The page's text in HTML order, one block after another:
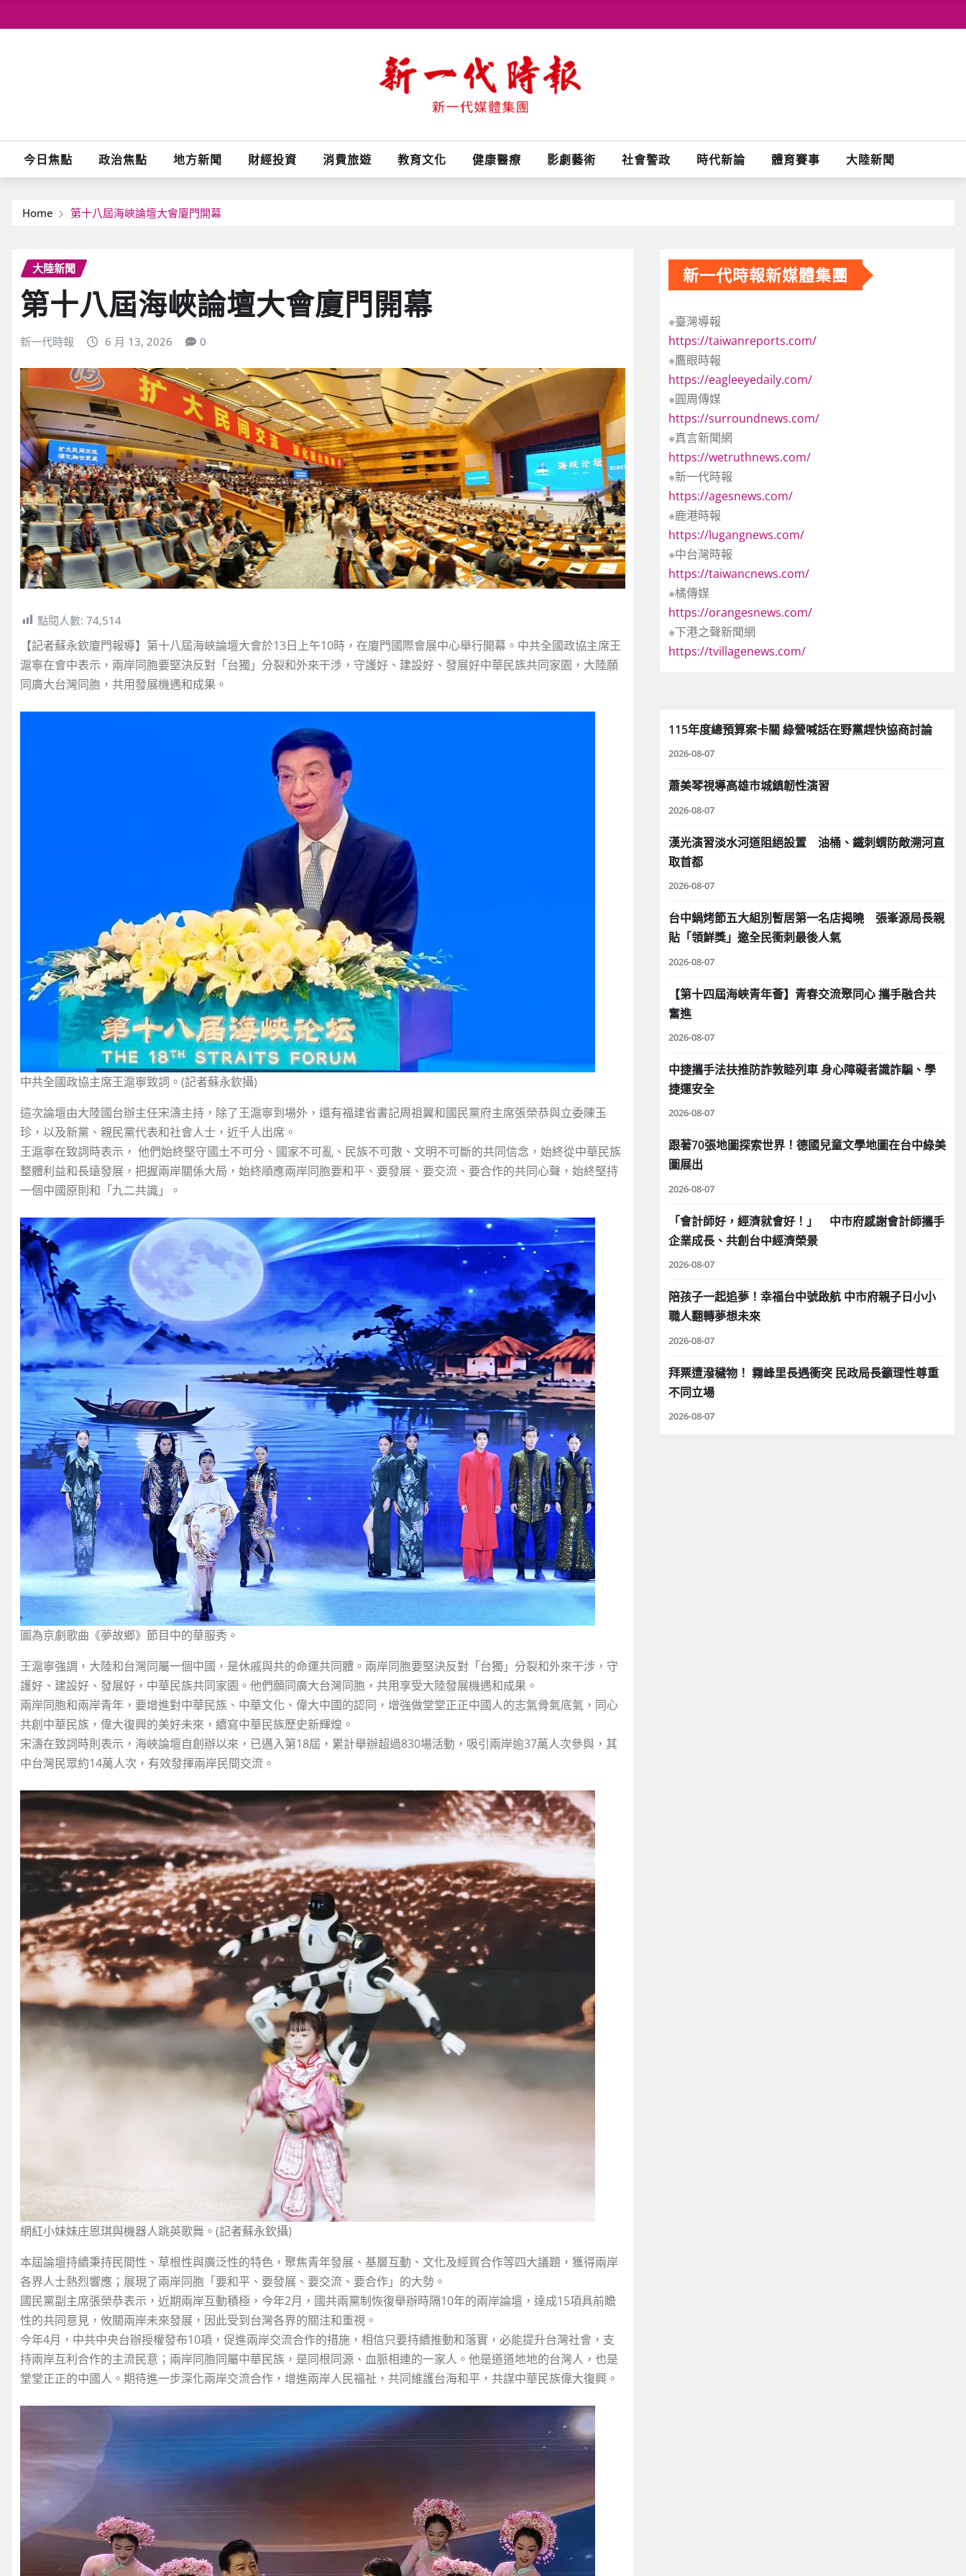
to
今日焦點 政治焦點 地方新聞 財經投資 消費旅遊 教育文化 健康醫療 影劇藝術 社會警政 時代新論 體育賽事 大陸新聞
Home 第十八屆海峽論壇大會廈門開幕
大陸新聞
第十八屆海峽論壇大會廈門開幕
新一代時報 6 月 13, 2026 0
點閱人數: 74,514
【記者蘇永欽廈門報導】第十八屆海峽論壇大會於13日上午10時，在廈門國際會展中心舉行開幕。中共全國政協主席王
滬寧在會中表示，兩岸同胞要堅決反對「台獨」分裂和外來干涉，守護好、建設好、發展好中華民族共同家園，大陸願
同廣大台灣同胞，共用發展機遇和成果。
中共全國政協主席王滬寧致詞。(記者蘇永欽攝)
這次論壇由大陸國台辦主任宋濤主持，除了王滬寧到場外，還有福建省書記周祖翼和國民黨府主席張榮恭與立委陳玉
珍，以及新黨、親民黨代表和社會人士，近千人出席。
王滬寧在致詞時表示， 他們始終堅守國土不可分、國家不可亂、民族不可散、文明不可斷的共同信念，始終從中華民族
整體利益和長遠發展，把握兩岸關係大局，始終順應兩岸同胞要和平、要發展、要交流、要合作的共同心聲，始終堅持
一個中國原則和「九二共識」。
圖為京劇歌曲《夢故鄉》節目中的華服秀。
王滬寧強調，大陸和台灣同屬一個中國，是休戚與共的命運共同體。兩岸同胞要堅決反對「台獨」分裂和外來干涉，守
護好、建設好、發展好，中華民族共同家園。他們願同廣大台灣同胞，共用享受大陸發展機遇和成果。
兩岸同胞和兩岸青年，要增進對中華民族、中華文化、偉大中國的認同，增強做堂堂正正中國人的志氣骨氣底氣，同心
共創中華民族，偉大復興的美好未來，續寫中華民族歷史新輝煌。
宋濤在致詞時則表示，海峽論壇自創辦以來，已邁入第18屆，累計舉辦超過830場活動，吸引兩岸逾37萬人次參與，其
中台灣民眾約14萬人次，有效發揮兩岸民間交流。
網紅小妹妹庄恩琪與機器人跳英歌舞。(記者蘇永欽攝)
本屆論壇持續秉持民間性、草根性與廣泛性的特色，聚焦青年發展、基層互動、文化及經貿合作等四大議題，獲得兩岸
各界人士熱烈響應；展現了兩岸同胞「要和平、要發展、要交流、要合作」的大勢。
國民黨副主席張榮恭表示，近期兩岸互動積極，今年2月，國共兩黨制恢復舉辦時隔10年的兩岸論壇，達成15項具前瞻
性的共同意見，攸關兩岸未來發展，因此受到台灣各界的關注和重視。
今年4月，中共中央台辦授權發布10項，促進兩岸交流合作的措施，相信只要持續推動和落實，必能提升台灣社會，支
持兩岸互利合作的主流民意；兩岸同胞同屬中華民族，是同根同源、血脈相連的一家人。他是道道地地的台灣人，也是
堂堂正正的中國人。期待進一步深化兩岸交流合作，增進兩岸人民福祉，共同維護台海和平，共謀中華民族偉大復興。
新一代時報新媒體集團
※臺灣導報
https://taiwanreports.com/
※鷹眼時報
https://eagleeyedaily.com/
※圓周傳媒
https://surroundnews.com/
※真言新聞網
https://wetruthnews.com/
※新一代時報
https://agesnews.com/
※鹿港時報
https://lugangnews.com/
※中台灣時報
https://taiwancnews.com/
※橘傳媒
https://orangesnews.com/
※下港之聲新聞網
https://tvillagenews.com/
115年度總預算案卡關 綠營喊話在野黨趕快協商討論
2026-08-07
蕭美琴視導高雄市城鎮韌性演習
2026-08-07
漢光演習淡水河道阻絕設置 油桶、鐵刺蝟防敵溯河直
取首都
2026-08-07
台中鍋烤節五大組別暫居第一名店揭曉 張峯源局長親
貼「領鮮獎」邀全民衝刺最後人氣
2026-08-07
【第十四屆海峽青年薈】青春交流聚同心 攜手融合共
奮進
2026-08-07
中捷攜手法扶推防詐敦睦列車 身心障礙者識詐騙、學
捷運安全
2026-08-07
跟著70張地圖探索世界！德國兒童文學地圖在台中綠美
圖展出
2026-08-07
「會計師好，經濟就會好！」 中市府感謝會計師攜手
企業成長、共創台中經濟榮景
2026-08-07
陪孩子一起追夢！幸福台中號啟航 中市府親子日小小
職人翻轉夢想未來
2026-08-07
拜票遭潑穢物！ 霧峰里長遇衝突 民政局長籲理性尊重
不同立場
2026-08-07